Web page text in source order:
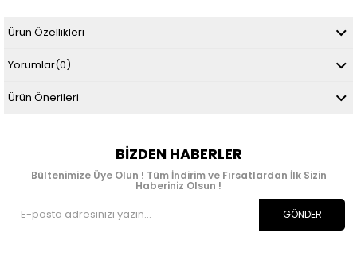
Ürün Özellikleri
Yorumlar(0)
Ürün Önerileri
BIZDEN HABERLER
Bültenimize Üye Olun ! Tüm İndirim ve Fırsatlardan İlk Sizin
Haberiniz Olsun !
GÖNDER